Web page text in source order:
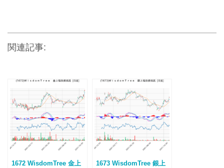
関連記事:
1672 WisdomTree 金上
1673 WisdomTree 銀上